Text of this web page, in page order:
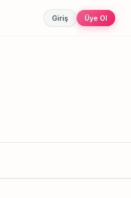
Giriş Üye Ol